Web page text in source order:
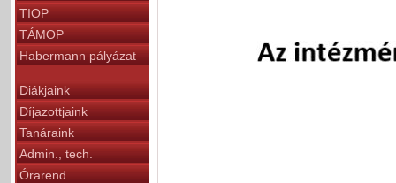
TIOP
TÁMOP
Habermann pályázat
Diákjaink
Díjazottjaink
Tanáraink
Admin., tech.
Órarend